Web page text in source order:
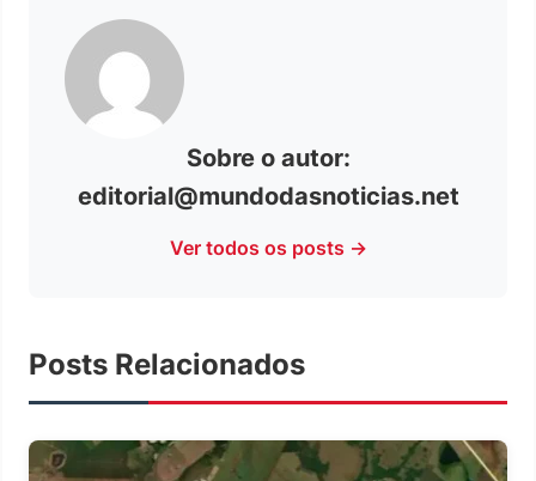
Sobre o autor:
editorial@mundodasnoticias.net
Ver todos os posts →
Posts Relacionados